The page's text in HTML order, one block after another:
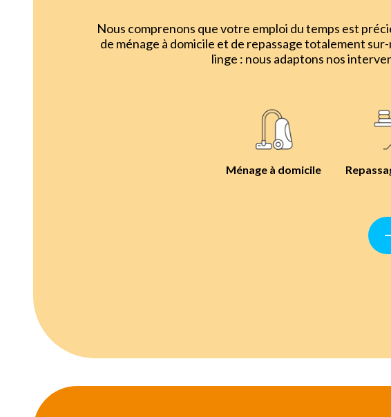
Nous comprenons que votre emploi du temps est
de ménage à domicile et de repassage totalement
linge : nous adaptons nos
Ménage à domicile